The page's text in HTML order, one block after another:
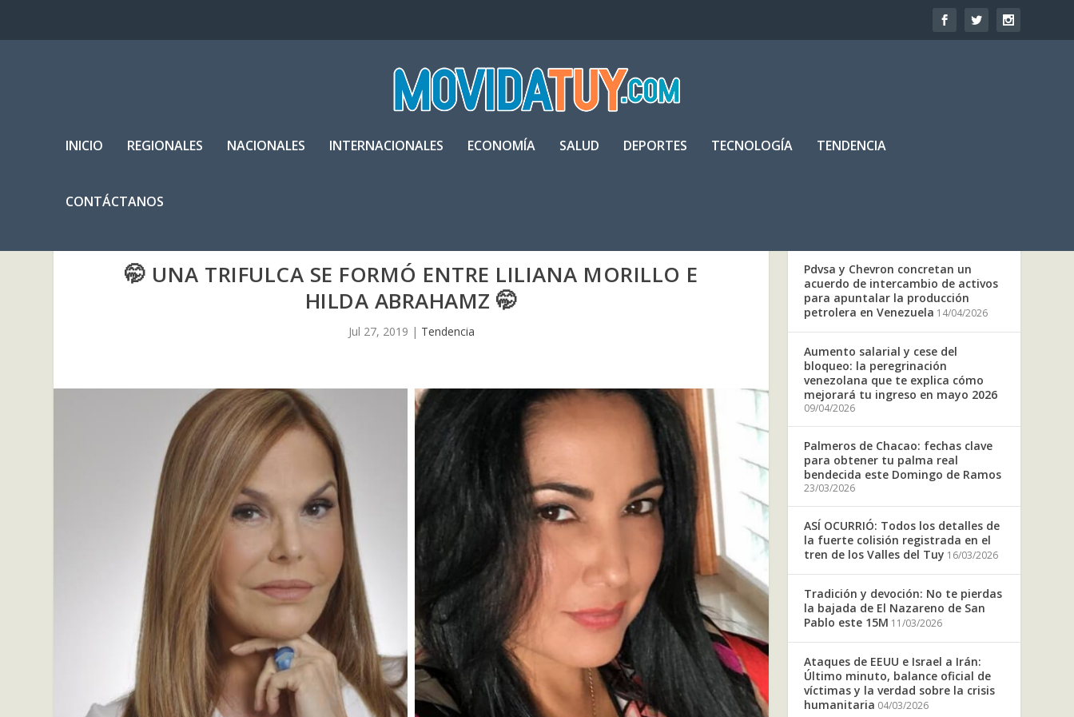
INICIO REGIONALES NACIONALES INTERNACIONALES ECONOMÍA SALUD DEPORTES TECNOLOGÍA TENDENCIA
CONTÁCTANOS
🤭 UNA TRIFULCA SE FORMÓ ENTRE LILIANA MORILLO E
HILDA ABRAHAMZ 🤭
Jul 27, 2019 | Tendencia
Pdvsa y Chevron concretan un
acuerdo de intercambio de activos
para apuntalar la producción
petrolera en Venezuela 14/04/2026
Aumento salarial y cese del
bloqueo: la peregrinación
venezolana que te explica cómo
mejorará tu ingreso en mayo 2026
09/04/2026
Palmeros de Chacao: fechas clave
para obtener tu palma real
bendecida este Domingo de Ramos
23/03/2026
ASÍ OCURRIÓ: Todos los detalles de
la fuerte colisión registrada en el
tren de los Valles del Tuy 16/03/2026
Tradición y devoción: No te pierdas
la bajada de El Nazareno de San
Pablo este 15M 11/03/2026
Ataques de EEUU e Israel a Irán:
Último minuto, balance oficial de
víctimas y la verdad sobre la crisis
humanitaria 04/03/2026